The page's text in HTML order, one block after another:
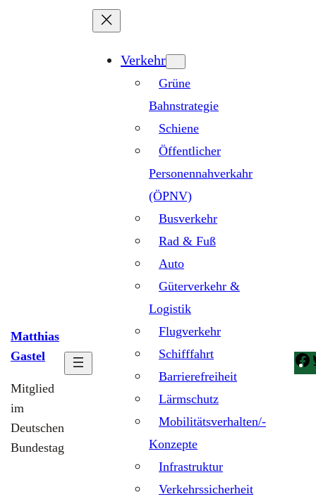
Matthias
Gastel
Mitglied
im
Deutschen
Bundestag
Verkehr
Grüne
Bahnstrategie
Schiene
Öffentlicher
Personennahverkahr
(ÖPNV)
Busverkehr
Rad & Fuß
Auto
Güterverkehr &
Logistik
Flugverkehr
Schifffahrt
Barrierefreiheit
Lärmschutz
Mobilitätsverhalten/-
Konzepte
Infrastruktur
Verkehrssicherheit